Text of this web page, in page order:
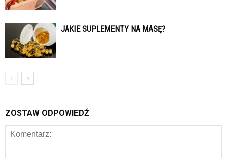
JAKIE SUPLEMENTY NA MASĘ?
ZOSTAW ODPOWIEDŹ